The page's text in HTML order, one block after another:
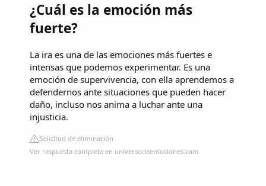
¿Cuál es la emoción más
fuerte?
La ira es una de las emociones más fuertes e
intensas que podemos experimentar. Es una
emoción de supervivencia, con ella aprendemos a
defendernos ante situaciones que pueden hacer
daño, incluso nos anima a luchar ante una
injusticia.
Solicitud de eliminación
Ver respuesta completa en universodeemociones.com